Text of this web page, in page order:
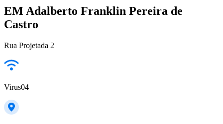
EM Adalberto Franklin Pereira de
Castro
Rua Projetada 2
Virus04